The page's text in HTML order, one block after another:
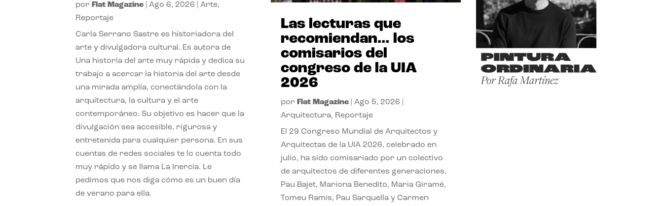
por Flat Magazine |Ago 6, 2026 |Arte,
Reportaje
Carla Serrano Sastre es historiadora del
arte y divulgadora cultural. Es autora de
Una historia del arte muy rápida y dedica su
trabajo a acercar la historia del arte desde
una mirada amplia, conectándola con la
arquitectura, la cultura y el arte
contemporáneo. Su objetivo es hacer que la
divulgación sea accesible, rigurosa y
entretenida para cualquier persona. En sus
cuentas de redes sociales te lo cuenta todo
muy rápido y se llama La Inercia. Le
pedimos que nos diga cómo es un buen día
de verano para ella.
Las lecturas que
recomiendan… los
comisarios del
congreso de la UIA
2026
por Flat Magazine| Ago 5, 2026
Arquitectura, Reportaje
El 29 Congreso Mundial de Arquitectos y
Arquitectas de la UIA 2026, celebrado en
julio, ha sido comisariado por un colectivo
de arquitectos de diferentes generaciones,
Pau Bajet, Mariona Benedito, Maria Giramé,
Tomeu Ramis, Pau Sarquella y Carmen